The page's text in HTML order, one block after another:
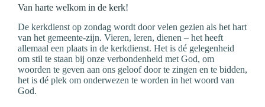
Van harte welkom in de kerk!
De kerkdienst op zondag wordt door velen gezien als het hart
van het gemeente-zijn. Vieren, leren, dienen – het heeft
allemaal een plaats in de kerkdienst. Het is dé gelegenheid
om stil te staan bij onze verbondenheid met God, om
woorden te geven aan ons geloof door te zingen en te bidden,
het is dé plek om onderwezen te worden in het woord van
God.